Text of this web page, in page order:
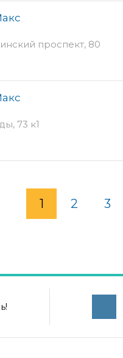
проспект, 80
73 к1
1 2 3